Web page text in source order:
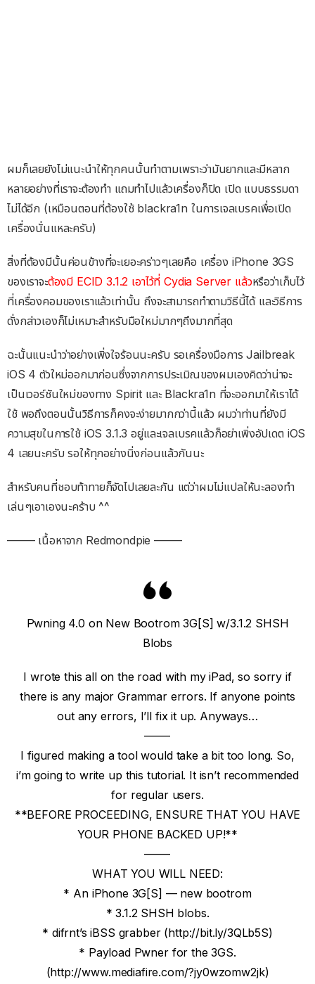
ผมก็เลยยังไม่แนะนำให้ทุกคนนั้นทำตามเพราะว่ามันยากและมีหลาก
หลายอย่างที่เราจะต้องทำ แถมทำไปแล้วเครื่องก็ปิด เปิด แบบธรรมดา
ไม่ได้อีก (เหมือนตอนที่ต้องใช้ blackra1n ในการเจลเบรคเพื่อเปิด
เครื่องนั่นแหละครับ)
สิ่งที่ต้องมีนั้นค่อนข้างที่จะเยอะคร่าวๆเลยคือ เครื่อง iPhone 3GS
ของเราจะต้องมี ECID 3.1.2 เอาไว้ที่ Cydia Server แล้วหรือว่าเก็บไว้
ที่เครื่องคอมของเราแล้วเท่านั้น ถึงจะสามารถทำตามวิธีนี้ได้ และวิธีการ
ดั่งกล่าวเองก็ไม่เหมาะสำหรับมือใหม่มากๆถึงมากที่สุด
ฉะนั้นแนะนำว่าอย่างเพิ่งใจร้อนนะครับ รอเครื่องมือการ Jailbreak
iOS 4 ตัวใหม่ออกมาก่อนซึ่งจากการประเมิณของผมเองคิดว่าน่าจะ
เป็นเวอร์ชันใหม่ของทาง Spirit และ Blackra1n ที่จะออกมาให้เราได้
ใช้ พอถึงตอนนั้นวิธีการก็คงจะง่ายมากกว่านี้แล้ว ผมว่าท่านที่ยังมี
ความสุขในการใช้ iOS 3.1.3 อยู่และเจลเบรคแล้วก็อย่าเพิ่งอัปเดต iOS
4 เลยนะครับ รอให้ทุกอย่างนิ่งก่อนแล้วกันนะ
สำหรับคนที่ชอบท้าทายก็จัดไปเลยละกัน แต่ว่าผมไม่แปลให้นะลองทำ
เล่นๆเอาเองนะคร้าบ ^^
——– เนื้อหาจาก Redmondpie ——–
Pwning 4.0 on New Bootrom 3G[S] w/3.1.2 SHSH
Blobs
I wrote this all on the road with my iPad, so sorry if
there is any major Grammar errors. If anyone points
out any errors, I’ll fix it up. Anyways…
——-
I figured making a tool would take a bit too long. So,
i’m going to write up this tutorial. It isn’t recommended
for regular users.
**BEFORE PROCEEDING, ENSURE THAT YOU HAVE
YOUR PHONE BACKED UP!**
——-
WHAT YOU WILL NEED:
* An iPhone 3G[S] — new bootrom
* 3.1.2 SHSH blobs.
* difrnt’s iBSS grabber (http://bit.ly/3QLb5S)
* Payload Pwner for the 3GS.
(http://www.mediafire.com/?jy0wzomw2jk)